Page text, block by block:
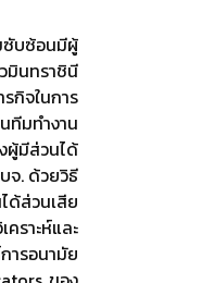
ซับซ้อนมีผู้
มินทราชินี
กิจในการ
ทีมทำงาน
ผู้มีส่วนได้
จ. ด้วยวิธี
ด้ส่วนเสีย
ราะห์และ
ารอนามัย